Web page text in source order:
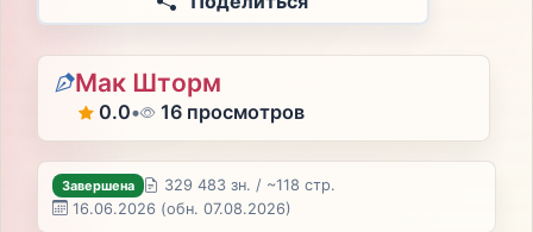
Мак Шторм
0.0• 16 просмотров
Завершена
329 483 зн. / ~118 стр.
16.06.2026 (обн. 07.08.2026)